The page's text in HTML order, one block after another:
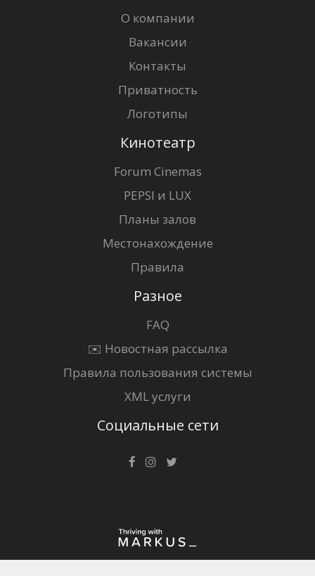
О компании
Вакансии
Контакты
Приватность
Логотипы
Кинотеатр
Forum Cinemas
PEPSI и LUX
Планы залов
Местонахождение
Правила
Разное
FAQ
✉️ Новостная рассылка
Правила пользования системы
XML услуги
Социальные сети